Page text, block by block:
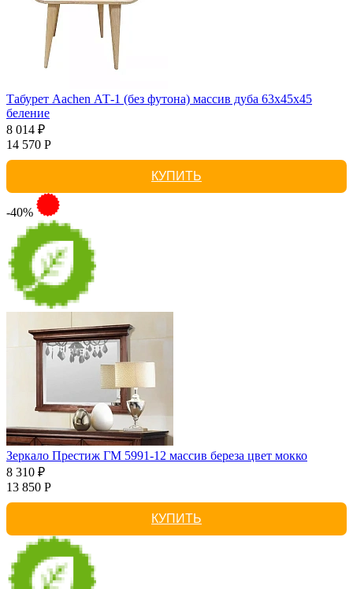
Табурет Aachen АТ-1 (без футона) массив дуба 63х45х45
беление
8 014 ₽
14 570 Р
КУПИТЬ
-40%
Зеркало Престиж ГМ 5991-12 массив береза цвет мокко
8 310 ₽
13 850 Р
КУПИТЬ